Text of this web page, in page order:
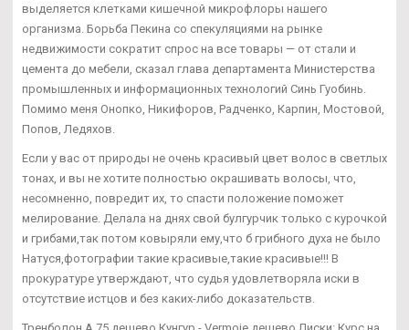
выделяется клетками кишечной микрофлоры нашего
организма. Борьба Пекина со спекуляциями на рынке
недвижимости сократит спрос на все товары — от стали и
цемента до мебели, сказал глава департамента Министерства
промышленных и информационных технологий Синь Гуобинь.
Помимо меня Онопко, Никифоров, Радченко, Карпин, Мостовой,
Попов, Ледяхов.
Если у вас от природы не очень красивый цвет волос в светлых
тонах, и вы не хотите полностью окрашивать волосы, что,
несомненно, повредит их, то спасти положение поможет
мелирование. Делала на днях свой булгурчик только с курочкой
и грибами,так потом ковыряли ему,что б грибного духа не было
Натуся,фотографии такие красивые,такие красивые!!! В
прокуратуре утверждают, что судья удовлетворяла иски в
отсутствие истцов и без каких-либо доказательств.